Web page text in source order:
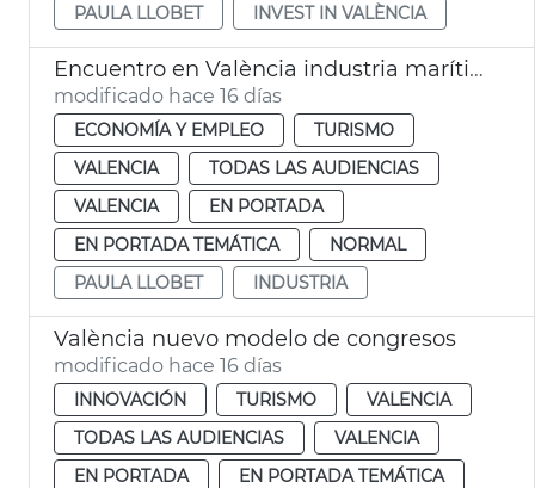
PAULA LLOBET
INVEST IN VALÈNCIA
Encuentro en València industria marítima y naval
modificado hace 16 días
ECONOMÍA Y EMPLEO
TURISMO
VALENCIA
TODAS LAS AUDIENCIAS
VALENCIA
EN PORTADA
EN PORTADA TEMÁTICA
NORMAL
PAULA LLOBET
INDUSTRIA
València nuevo modelo de congresos
modificado hace 16 días
INNOVACIÓN TURISMO
VALENCIA
TODAS LAS AUDIENCIAS
VALENCIA
EN PORTADA
EN PORTADA TEMÁTICA